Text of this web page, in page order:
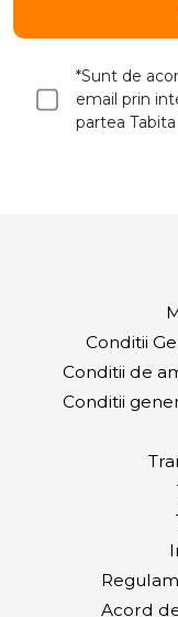
*Sunt de
email prin
partea Tabita
Conditii
Conditii de
Conditii
Acord